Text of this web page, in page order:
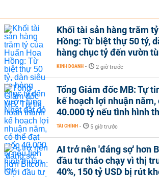
Khối tài sản hàng trăm
Hồng: Từ biệt thự 50 tỷ,
hàng chục tỷ đến vườn
KINH DOANH - 2 giờ trước
Tổng Giám đốc MB: Tự
kế hoạch lợi nhuận
40.000 tỷ nếu tình hình
TÀI CHÍNH - 5 giờ trước
AI trở nên 'đáng sợ' hơn
đầu tư tháo chạy vì thị
40%, 150 tỷ USD bị rút